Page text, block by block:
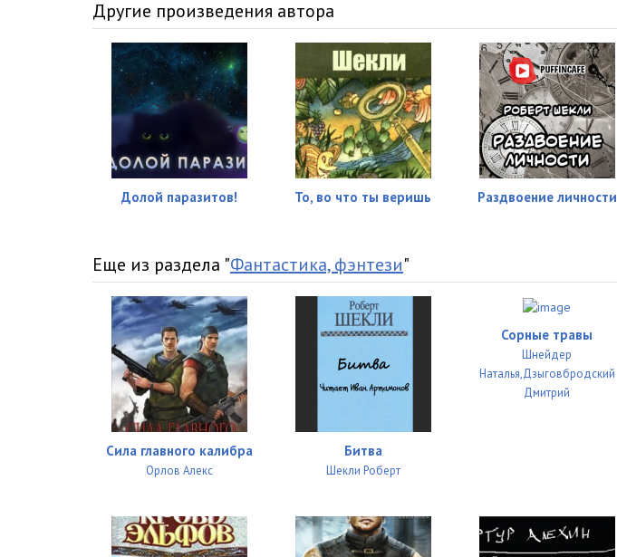
Другие произведения автора
Долой паразитов! То, во что ты веришь Раздвоение личности
Еще из раздела "Фантастика, фэнтези"
Сила главного калибра
Орлов Алекс
Битва
Шекли Роберт
Сорные травы
Шнейдер
Наталья,Дзыговбродский
Дмитрий